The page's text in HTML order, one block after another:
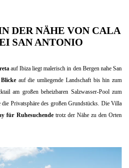
DER NÄHE VON CALA
SAN ANTONIO
auf Ibiza liegt malerisch in den Bergen nahe San
auf die umliegende Landschaft bis hin zum
am großen beheizbaren Salzwasser-Pool zum
die Privatsphäre des großen Grundstücks. Die Villa
für Ruhesuchendetrotz der Nähe zu den Orten